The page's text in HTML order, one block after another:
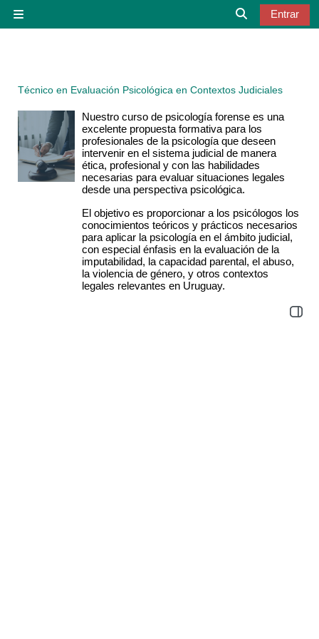
Entrar
Abrir
Técnico en Evaluación Psicológica en Contextos Judiciales
Nuestro curso de psicología forense es una
excelente propuesta formativa para los
profesionales de la psicología que deseen
intervenir en el sistema judicial de manera
ética, profesional y con las habilidades
necesarias para evaluar situaciones legales
desde una perspectiva psicológica.
El objetivo es proporcionar a los psicólogos los
conocimientos teóricos y prácticos necesarios
para aplicar la psicología en el ámbito judicial,
con especial énfasis en la evaluación de la
imputabilidad, la capacidad parental, el abuso,
la violencia de género, y otros contextos
legales relevantes en Uruguay.